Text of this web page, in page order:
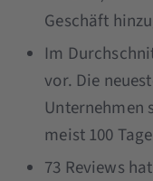
Geschäft
Im
vor. Die
Unternehmen
meist 100
73 Reviews